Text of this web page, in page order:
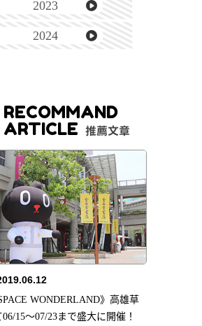
2023
2024
RECOMMAND
ARTICLE 推薦文章
WONDERLAND》高雄草
15～07/23まで盛大に開催！